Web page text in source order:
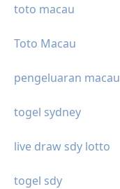
toto macau
Toto Macau
pengeluaran macau
togel sydney
live draw sdy lotto
togel sdy